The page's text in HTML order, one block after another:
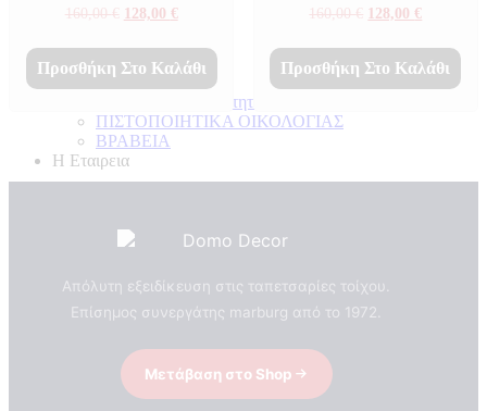
Πιστοποιητικά ποιότητας
ΠΙΣΤΟΠΟΙΗΤΙΚΑ ΟΙΚΟΛΟΓΙΑΣ
ΒΡΑΒΕΙΑ
Η Εταιρεια
160,00€ Original
was:
160,00 €.
128,00 €Η
τιμή
είναι:
128,00 €.
Προσθήκη Στο Καλάθι
160,00€ Original
was:
160,00 €.
128,00 €Η
τιμή
είναι:
128,00 €.
Προσθήκη Στο Καλάθι
Απόλυτη εξειδίκευση στις ταπετσαρίες τοίχου.
Επίσημος συνεργάτης marburg από το 1972.
Μετάβαση στο Shop